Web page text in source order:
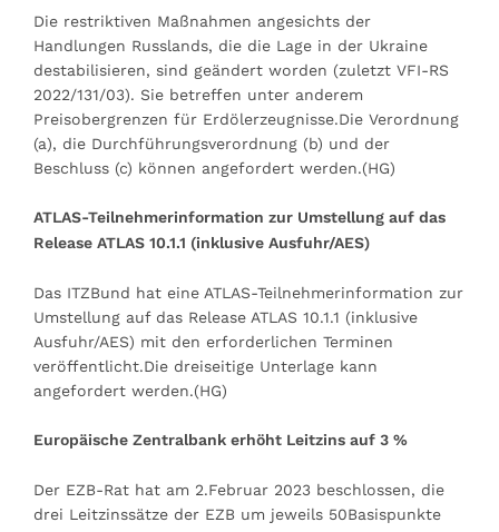
Die restriktiven Maßnahmen angesichts der
Handlungen Russlands, die die Lage in der Ukraine
destabilisieren, sind geändert worden (zuletzt VFI-RS
2022/131/03). Sie betreffen unter anderem
Preisobergrenzen für Erdölerzeugnisse.Die Verordnung
(a), die Durchführungsverordnung (b) und der
Beschluss (c) können angefordert werden.(HG)
ATLAS-Teilnehmerinformation zur Umstellung auf das
Release ATLAS 10.1.1 (inklusive Ausfuhr/AES)
Das ITZBund hat eine ATLAS-Teilnehmerinformation zur
Umstellung auf das Release ATLAS 10.1.1 (inklusive
Ausfuhr/AES) mit den erforderlichen Terminen
veröffentlicht.Die dreiseitige Unterlage kann
angefordert werden.(HG)
Europäische Zentralbank erhöht Leitzins auf 3 %
Der EZB-Rat hat am 2.Februar 2023 beschlossen, die
drei Leitzinssätze der EZB um jeweils 50Basispunkte